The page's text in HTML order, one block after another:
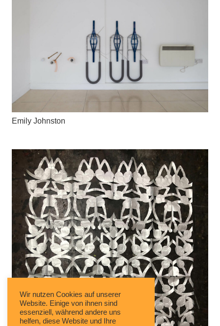
Emily Johnston
Wir nutzen Cookies auf unserer
Website. Einige von ihnen sind
essenziell, während andere uns
helfen, diese Website und Ihre